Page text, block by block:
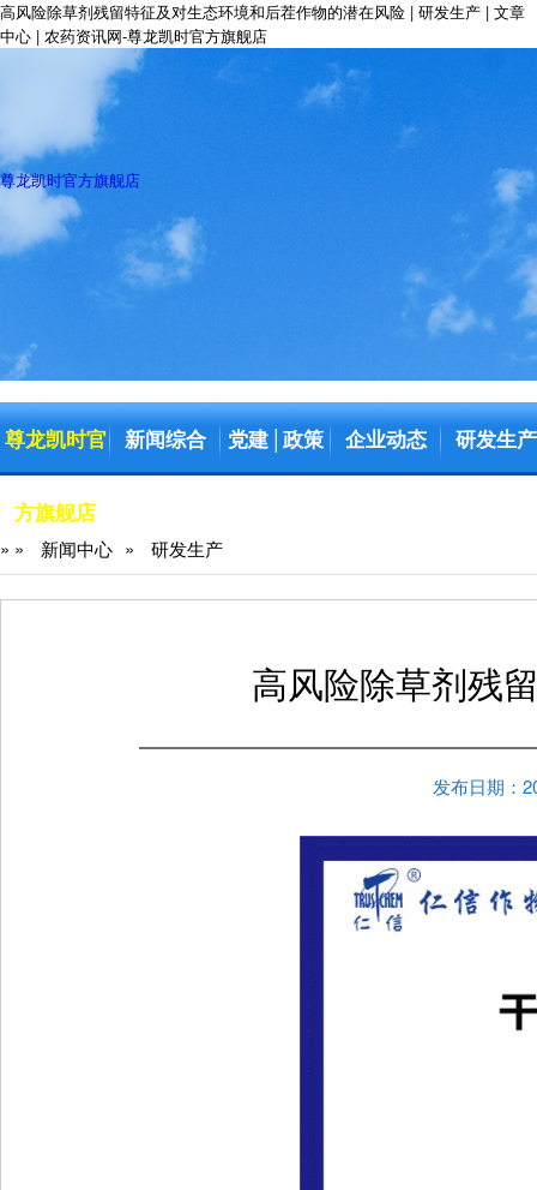
高风险除草剂残留特征及对生态环境和后茬作物的潜在风险 | 研发生产 | 文章
中心 | 农药资讯网-尊龙凯时官方旗舰店
尊龙凯时官方旗舰店
尊龙凯时官
方旗舰店
新闻综合 党建 政策 企业动态 研发生产
» » 新闻中心 » 研发生产
高风险除草剂残
发布日期：